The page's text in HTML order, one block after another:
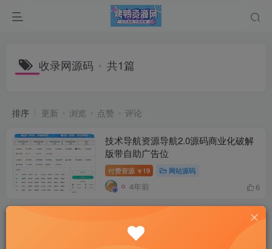
收录网源码 共1篇
排序 更新 浏览 点赞 评论
技术导航资源导航2.0源码商业化破解
版带自助广告位
付费资源 ￥ 19 网站源码
4年前 6